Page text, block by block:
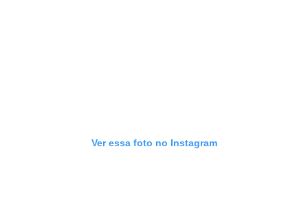
Ver essa foto no Instagram